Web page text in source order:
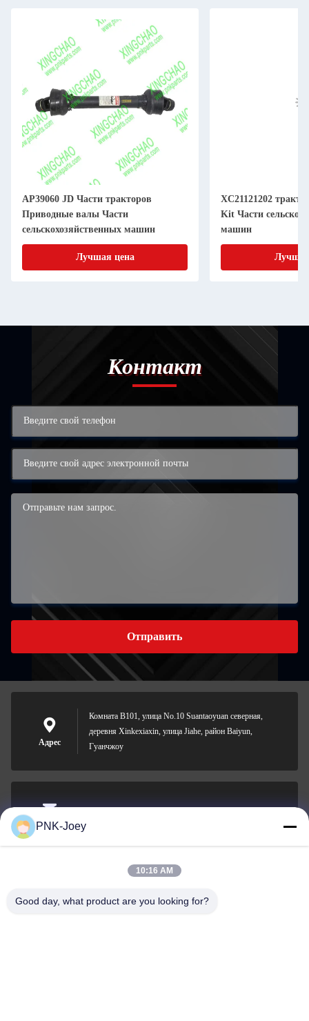
AP39060 JD Части тракторов
Приводные валы Части
сельскохозяйственных машин
Лучшая цена
XC21121202
Kit Части
машин
Контакт
Отправить
Адрес
Комната B101, улица No.10 Suantaoyuan северная,
деревня Xinkexiaxin, улица Jiahe, район Baiyun,
Гуанчжоу
Электронная
008613580404923
PNK-Joey
10:16 AM
Good day, what product are you looking for?